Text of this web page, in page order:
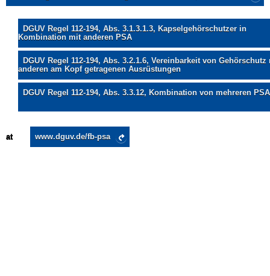
DGUV Regel 112-194, Abs. 3.1.3.1.3, Kapselgehörschutzer in
Kombination mit anderen PSA
DGUV Regel 112-194, Abs. 3.2.1.6, Vereinbarkeit von Gehörschutz
anderen am Kopf getragenen Ausrüstungen
DGUV Regel 112-194, Abs. 3.3.12, Kombination von mehreren
at www.dguv.de/fb-psa